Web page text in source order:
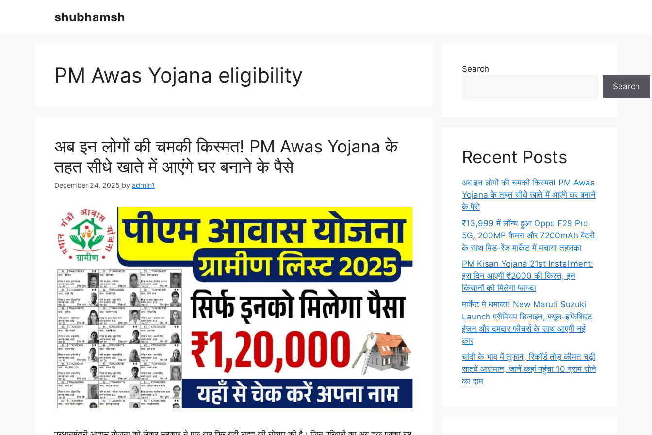
shubhamsh
PM Awas Yojana eligibility
अब इन लोगों की चमकी किस्मत! PM Awas Yojana के
तहत सीधे खाते में आएंगे घर बनाने के पैसे
December 24, 2025 by admin1
Search
Search
Recent Posts
अब इन लोगों की चमकी किस्मत! PM Awas
Yojana के तहत सीधे खाते में आएंगे घर बनाने
के पैसे
₹13,999 में लॉन्च हुआ Oppo F29 Pro
5G, 200MP कैमरा और 7200mAh बैटरी
के साथ मिड-रेंज मार्केट में मचाया तहलका
PM Kisan Yojana 21st Installment:
इस दिन आएगी ₹2000 की किस्त, इन
किसानों को मिलेगा फायदा
मार्केट में धमाका! New Maruti Suzuki
Launch प्रीमियम डिजाइन, फ्यूल-इफिशिएंट
इंजन और दमदार फीचर्स के साथ आएगी नई
कार
चांदी के भाव में तूफान, रिकॉर्ड तोड़ कीमत चढ़ी
सातवें आसमान, जानें कहां पहुंचा 10 ग्राम सोने
का दाम